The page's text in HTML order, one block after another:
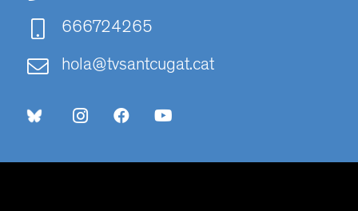
666724265
hola@tvsantcugat.cat